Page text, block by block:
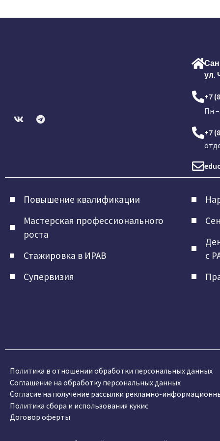
ул.
+7
Пн
+7
Повышение квалификации
Мастерская профессионального
роста
Стажировка в ИРАВ
Супервизия
с
Политика в отношении обработки персональных данных
Соглашение на обработку персональных данных
Согласие на получение рассылки рекламно-
Политика сбора и использования кукис
Договор оферты